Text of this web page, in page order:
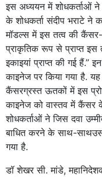
इस अध्ययन में शोधकर्ताओं
के शोधकर्ता संदीप भराटे ने
मॉडल्स में इस तत्व की कैंसर-
प्राकृतिक रूप से प्राप्त
इकाइयां प्राप्त की गई हैं.”
काइनेज पर किया गया है.
कैंसरग्रस्त ऊतकों में इस
काइनेज को वास्तव में कैंसर के
शोधकर्ताओं ने जिस दवा
बाधित करने के साथ-
गया है.
डॉ शेखर सी. मांडे,